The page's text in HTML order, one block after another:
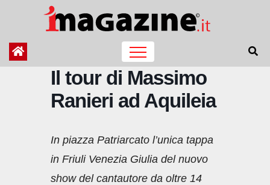
contenuto
Il tour di Massimo
Ranieri ad Aquileia
In piazza Patriarcato l’unica tappa
in Friuli Venezia Giulia del nuovo
show del cantautore da oltre 14